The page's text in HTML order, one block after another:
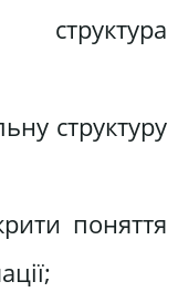
структура
структуру
поняття